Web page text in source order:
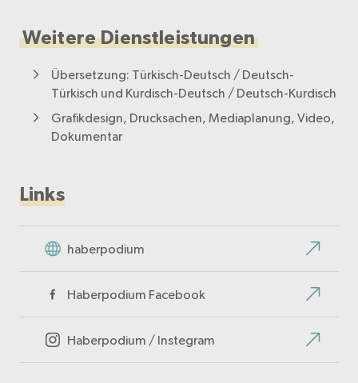
Weitere Dienstleistungen
Übersetzung: Türkisch-Deutsch / Deutsch-
Türkisch und Kurdisch-Deutsch / Deutsch-Kurdisch
Grafikdesign, Drucksachen, Mediaplanung, Video,
Dokumentar
Links
haberpodium
Haberpodium Facebook
Haberpodium / Instegram